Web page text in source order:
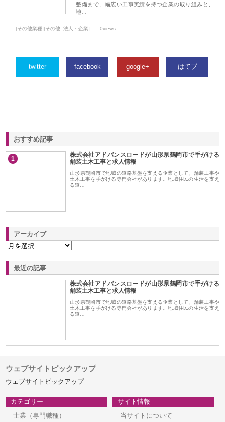
整備まで、幅広い工事実績を持つ企業の取り組みと、
地…
[その他業種][その他_法人・企業] 0views
twitter facebook google+ はてブ
おすすめ記事
1
株式会社アドバンスロードが山形県鶴岡市で手がける
舗装土木工事と求人情報
山形県鶴岡市で地域の道路基盤を支える企業として、舗装工事や
土木工事を手がける専門会社があります。地域住民の生活を支え
る道…
アーカイブ
最近の記事
株式会社アドバンスロードが山形県鶴岡市で手がける
舗装土木工事と求人情報
山形県鶴岡市で地域の道路基盤を支える企業として、舗装工事や
土木工事を手がける専門会社があります。地域住民の生活を支え
る道…
ウェブサイトピックアップ
ウェブサイトピックアップ
カテゴリー
士業（専門職種）
サイト情報
当サイトについて